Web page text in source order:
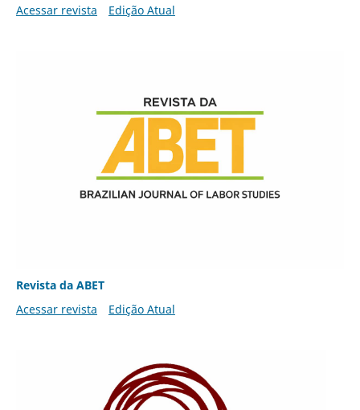
Acessar revista Edição Atual
Revista da ABET
Acessar revista
Edição Atual